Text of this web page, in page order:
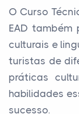
O Curso
EAD também
culturais e
turistas de
práticas
habilidades
sucesso.